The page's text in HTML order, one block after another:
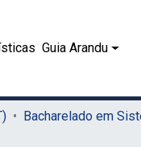
Guia Arandu